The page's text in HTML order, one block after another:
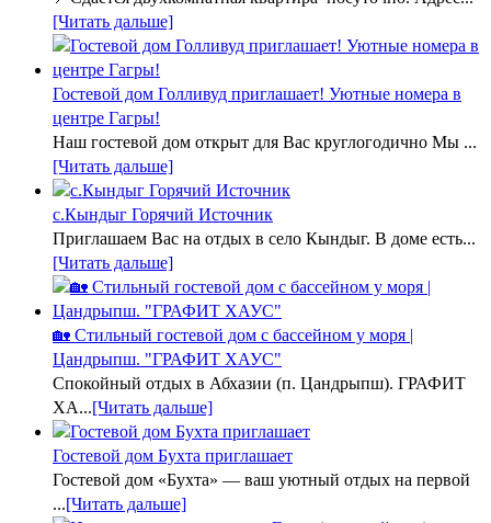
[Читать дальше]
Гостевой дом Голливуд приглашает! Уютные номера в
центре Гагры!
Наш гостевой дом открыт для Вас круглогодично Мы ...
[Читать дальше]
с.Кындыг Горячий Источник
Приглашаем Вас на отдых в село Кындыг. В доме есть...
[Читать дальше]
🏡 Стильный гостевой дом с бассейном у моря |
Цандрыпш. "ГРАФИТ ХАУС"
Спокойный отдых в Абхазии (п. Цандрыпш). ГРАФИТ
ХА...[Читать дальше]
Гостевой дом Бухта приглашает
Гостевой дом «Бухта» — ваш уютный отдых на первой
...[Читать дальше]